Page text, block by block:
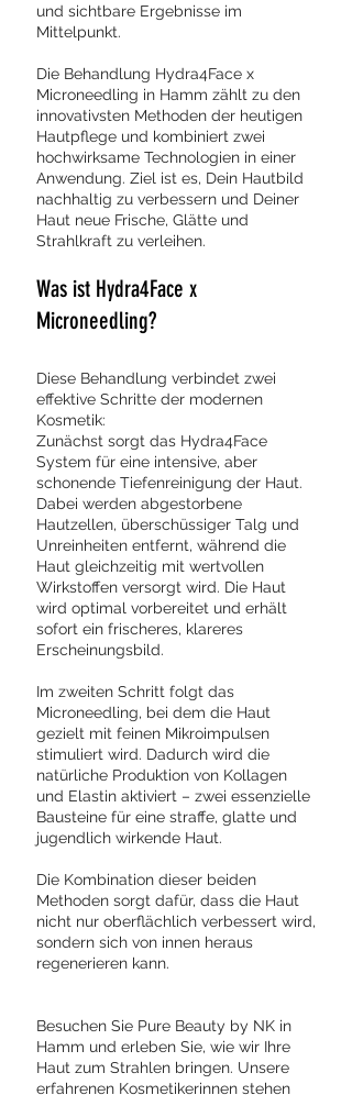
und sichtbare Ergebnisse im
Mittelpunkt.
Die Behandlung Hydra4Face x
Microneedling in Hamm zählt zu den
innovativsten Methoden der heutigen
Hautpflege und kombiniert zwei
hochwirksame Technologien in einer
Anwendung. Ziel ist es, Dein Hautbild
nachhaltig zu verbessern und Deiner
Haut neue Frische, Glätte und
Strahlkraft zu verleihen.
Was ist Hydra4Face x
Microneedling?
Diese Behandlung verbindet zwei
effektive Schritte der modernen
Kosmetik:
Zunächst sorgt das Hydra4Face
System für eine intensive, aber
schonende Tiefenreinigung der Haut.
Dabei werden abgestorbene
Hautzellen, überschüssiger Talg und
Unreinheiten entfernt, während die
Haut gleichzeitig mit wertvollen
Wirkstoffen versorgt wird. Die Haut
wird optimal vorbereitet und erhält
sofort ein frischeres, klareres
Erscheinungsbild.
Im zweiten Schritt folgt das
Microneedling, bei dem die Haut
gezielt mit feinen Mikroimpulsen
stimuliert wird. Dadurch wird die
natürliche Produktion von Kollagen
und Elastin aktiviert – zwei essenzielle
Bausteine für eine straffe, glatte und
jugendlich wirkende Haut.
Die Kombination dieser beiden
Methoden sorgt dafür, dass die Haut
nicht nur oberflächlich verbessert wird,
sondern sich von innen heraus
regenerieren kann.
Besuchen Sie Pure Beauty by NK in
Hamm und erleben Sie, wie wir Ihre
Haut zum Strahlen bringen. Unsere
erfahrenen Kosmetikerinnen stehen